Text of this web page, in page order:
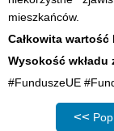
mieszkańców.
Całkowita wartość
Wysokość wkładu
#FunduszeUE